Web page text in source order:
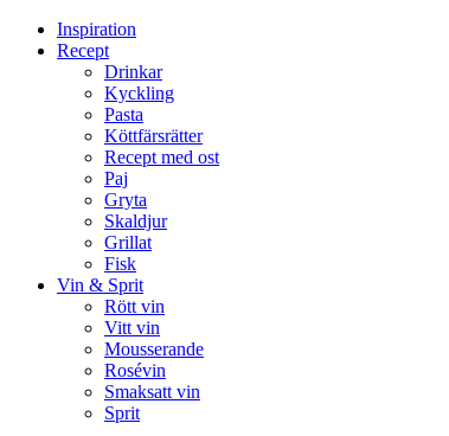
Inspiration
Recept
Drinkar
Kyckling
Pasta
Köttfärsrätter
Recept med ost
Paj
Gryta
Skaldjur
Grillat
Fisk
Vin & Sprit
Rött vin
Vitt vin
Mousserande
Rosévin
Smaksatt vin
Sprit